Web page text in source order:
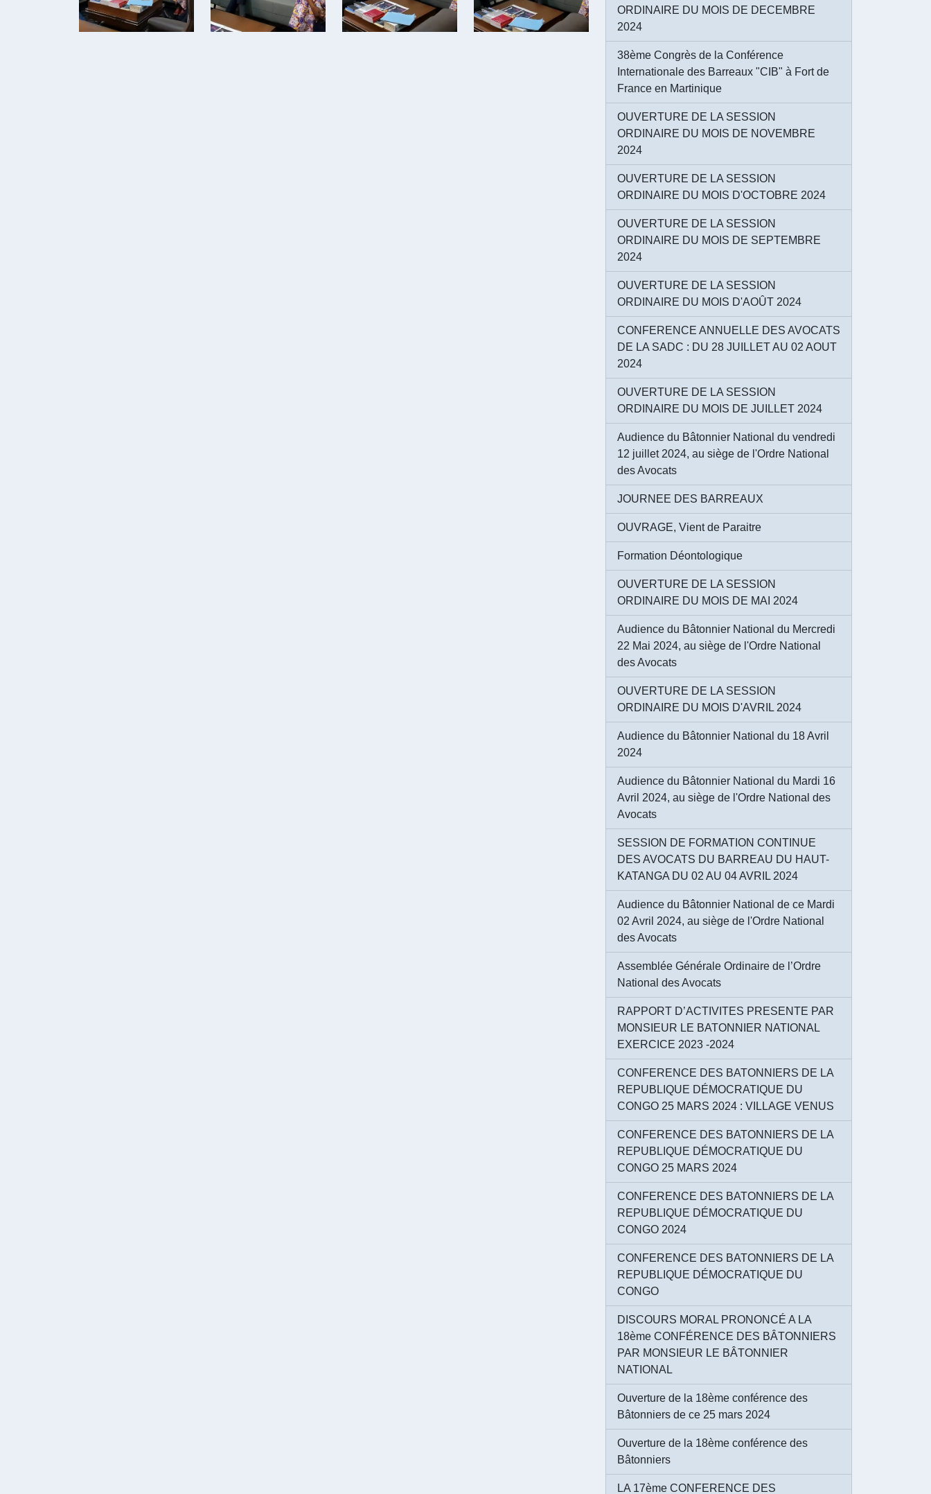
ORDINAIRE DU MOIS DE DECEMBRE
2024
38ème Congrès de la Conférence
Internationale des Barreaux "CIB" à Fort de
France en Martinique
OUVERTURE DE LA SESSION
ORDINAIRE DU MOIS DE NOVEMBRE
2024
OUVERTURE DE LA SESSION
ORDINAIRE DU MOIS D'OCTOBRE 2024
OUVERTURE DE LA SESSION
ORDINAIRE DU MOIS DE SEPTEMBRE
2024
OUVERTURE DE LA SESSION
ORDINAIRE DU MOIS D'AOÛT 2024
CONFERENCE ANNUELLE DES AVOCATS
DE LA SADC : DU 28 JUILLET AU 02 AOUT
2024
OUVERTURE DE LA SESSION
ORDINAIRE DU MOIS DE JUILLET 2024
Audience du Bâtonnier National du vendredi
12 juillet 2024, au siège de l'Ordre National
des Avocats
JOURNEE DES BARREAUX
OUVRAGE, Vient de Paraitre
Formation Déontologique
OUVERTURE DE LA SESSION
ORDINAIRE DU MOIS DE MAI 2024
Audience du Bâtonnier National du Mercredi
22 Mai 2024, au siège de l'Ordre National
des Avocats
OUVERTURE DE LA SESSION
ORDINAIRE DU MOIS D'AVRIL 2024
Audience du Bâtonnier National du 18 Avril
2024
Audience du Bâtonnier National du Mardi 16
Avril 2024, au siège de l'Ordre National des
Avocats
SESSION DE FORMATION CONTINUE
DES AVOCATS DU BARREAU DU HAUT-
KATANGA DU 02 AU 04 AVRIL 2024
Audience du Bâtonnier National de ce Mardi
02 Avril 2024, au siège de l'Ordre National
des Avocats
Assemblée Générale Ordinaire de l’Ordre
National des Avocats
RAPPORT D’ACTIVITES PRESENTE PAR
MONSIEUR LE BATONNIER NATIONAL
EXERCICE 2023 -2024
CONFERENCE DES BATONNIERS DE LA
REPUBLIQUE DÉMOCRATIQUE DU
CONGO 25 MARS 2024 : VILLAGE VENUS
CONFERENCE DES BATONNIERS DE LA
REPUBLIQUE DÉMOCRATIQUE DU
CONGO 25 MARS 2024
CONFERENCE DES BATONNIERS DE LA
REPUBLIQUE DÉMOCRATIQUE DU
CONGO 2024
CONFERENCE DES BATONNIERS DE LA
REPUBLIQUE DÉMOCRATIQUE DU
CONGO
DISCOURS MORAL PRONONCÉ A LA
18ème CONFÉRENCE DES BÂTONNIERS
PAR MONSIEUR LE BÂTONNIER
NATIONAL
Ouverture de la 18ème conférence des
Bâtonniers de ce 25 mars 2024
Ouverture de la 18ème conférence des
Bâtonniers
LA 17ème CONFERENCE DES